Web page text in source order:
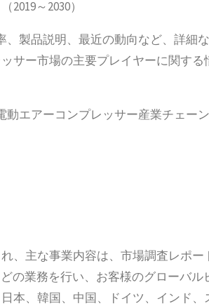
～2030）
製品説明、最近の動向など、詳細
サー市場の主要プレイヤーに関する
エアーコンプレッサー産業チェー
、主な事業内容は、市場調査レポー
の業務を行い、お客様のグローバ
本、韓国、中国、ドイツ、インド